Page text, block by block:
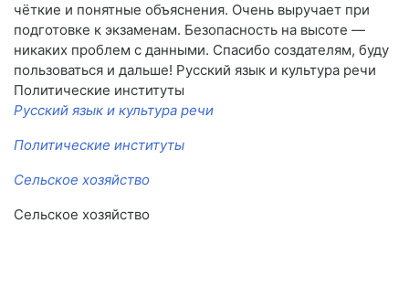
чёткие и понятные объяснения. Очень выручает при
подготовке к экзаменам. Безопасность на высоте —
никаких проблем с данными. Спасибо создателям, буду
пользоваться и дальше! Русский язык и культура речи
Политические институты
Русский язык и культура речи
Политические институты
Сельское хозяйство
Сельское хозяйство